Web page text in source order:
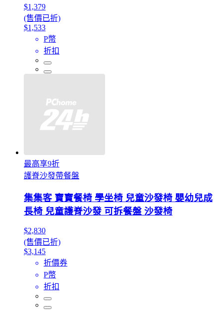
$1,379
(售價已折)
$1,533
P幣
折扣
最高享9折
護脊沙發帶餐盤
集集客 寶寶餐椅 學坐椅 兒童沙發椅 嬰幼兒成
長椅 兒童護脊沙發 可拆餐盤 沙發椅
$2,830
(售價已折)
$3,145
折價券
P幣
折扣